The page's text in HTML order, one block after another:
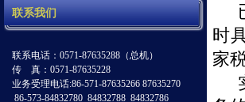
联系我们
联系电话：0571-87635288（总机）
传 真：0571-87635228
业务受理电话:86-571-87635266 87635270
86-573-84832780 84832788 84832786
时
家